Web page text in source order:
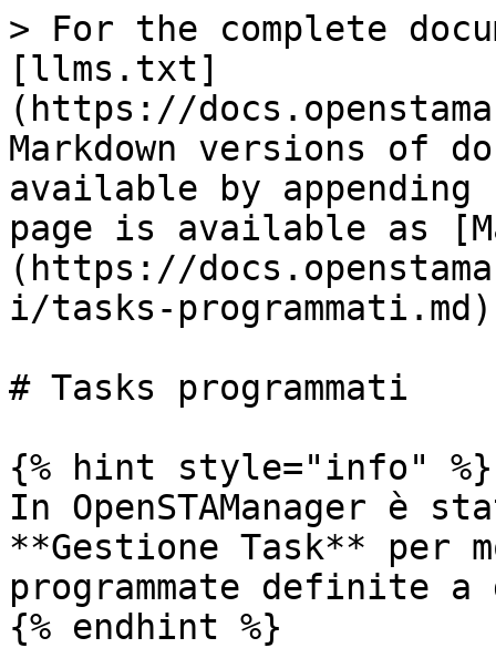
> For the complete
[llms.txt]
(https://
Markdown versions of
available by
page is available as
(https://
i/tasks-
# Tasks programmati
{% hint style="info" %}
In OpenSTAManager è
**Gestione Task** per
programmate definite
{% endhint %}